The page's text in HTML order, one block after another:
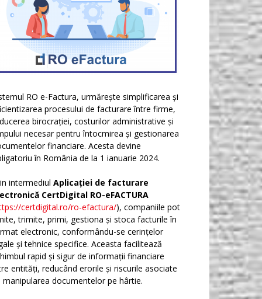
RO e-Factura, urmărește simplificarea și
procesului de facturare între firme,
birocrației, costurilor administrative și
necesar pentru întocmirea și gestionarea
financiare. Acesta devine
în România de la 1 ianuarie 2024.
intermediul Aplicației de facturare
CertDigital RO-eFACTURA
certdigital.ro/ro-efactura/), companiile pot
trimite, primi, gestiona și stoca facturile în
electronic, conformându-se cerințelor
și tehnice specifice. Aceasta facilitează
rapid și sigur de informații financiare
entități, reducând erorile și riscurile asociate
manipularea documentelor pe hârtie.